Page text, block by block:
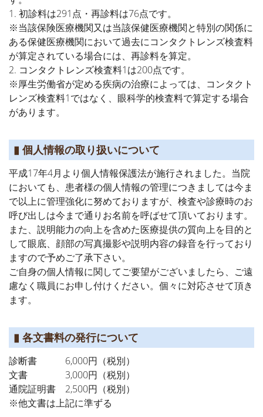
1. 初診料は291点・再診料は76点です。
※当該保険医療機関又は当該保健医療機関と特別の関係に
ある保健医療機関において過去にコンタクトレンズ検査料
が算定されている場合には、再診料を算定。
2. コンタクトレンズ検査料1は200点です。
※厚生労働省が定める疾病の治療によっては、コンタクト
レンズ検査料1ではなく、眼科学的検査料で算定する場合
があります。
▮ 個人情報の取り扱いについて
平成17年4月より個人情報保護法が施行されました。当院
においても、患者様の個人情報の管理につきましては今ま
で以上に管理強化に努めておりますが、検査や診療時のお
呼び出しは今まで通りお名前を呼ばせて頂いております。
また、説明能力の向上を含めた医療提供の質向上を目的と
して眼底、顔部の写真撮影や説明内容の録音を行っており
ますので予めご了承下さい。
ご自身の個人情報に関してご要望がございましたら、ご遠
慮なく職員にお申し付けください。個々に対応させて頂き
ます。
▮ 各文書料の発行について
診断書 6,000円（税別）
文書 3,000円（税別）
通院証明書 2,500円（税別）
※他文書は上記に準ずる